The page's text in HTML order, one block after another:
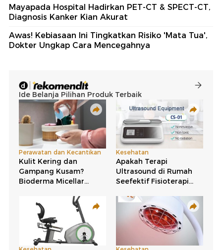
Mayapada Hospital Hadirkan PET-CT & SPECT-CT,
Diagnosis Kanker Kian Akurat
Awas! Kebiasaan Ini Tingkatkan Risiko 'Mata Tua',
Dokter Ungkap Cara Mencegahnya